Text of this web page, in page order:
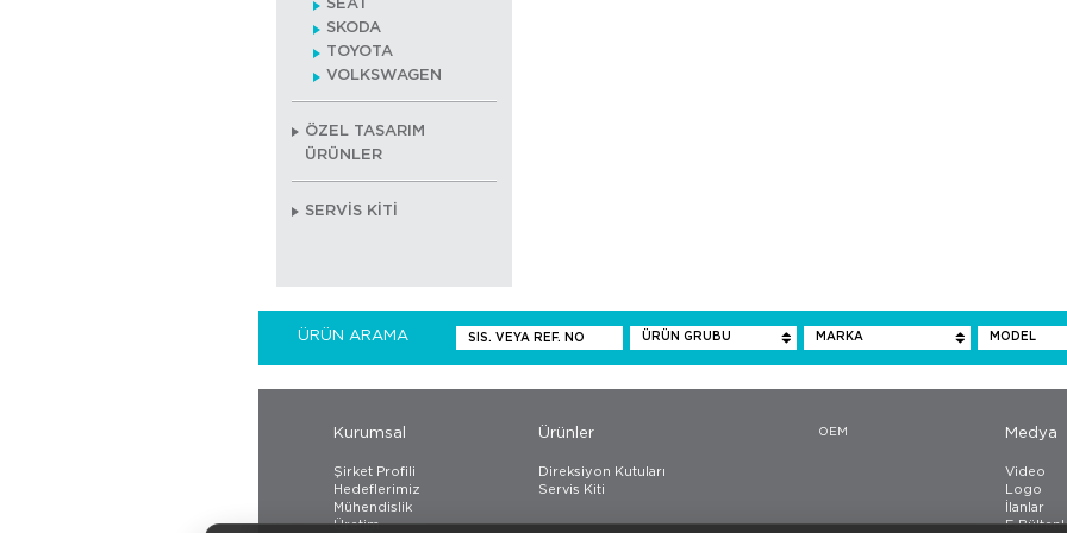
SEAT
SKODA
TOYOTA
VOLKSWAGEN
ÖZEL TASARIM
ÜRÜNLER
SERVİS KİTİ
ÜRÜN ARAMA
Kurumsal
Şirket Profili
Hedeflerimiz
Mühendislik
Üretim
Ürünler
Direksiyon Kutuları
Servis Kiti
OEM Medya
Video
Logo
İlanlar
E-